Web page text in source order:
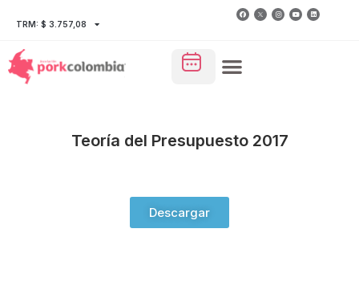
TRM: $ 3.757,08
Teoría del Presupuesto 2017
Descargar